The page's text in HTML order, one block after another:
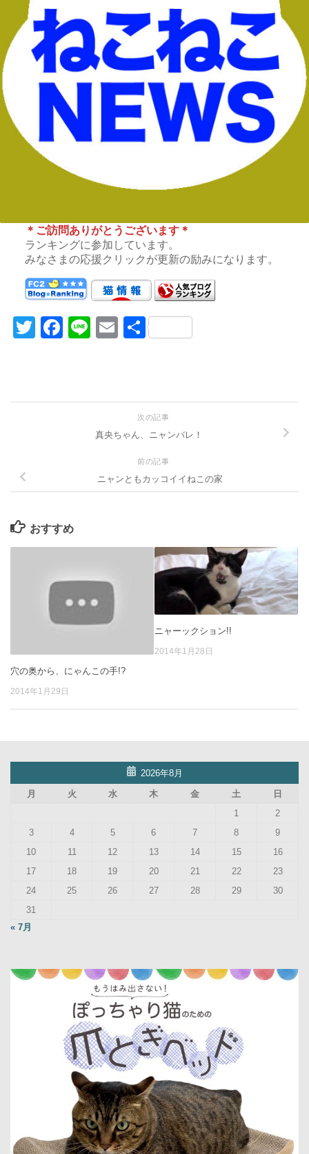
＊ご訪問ありがとうございます＊
ランキングに参加しています。
みなさまの応援クリックが更新の励みになります。
TwitterFacebook
LineEmail
共
次の記事
真央ちゃん、ニャンバレ！
前の記事
ニャンともカッコイイねこの家
おすすめ
穴の奥から、にゃんこの手!?
2014年1月29日
ニャーックション!!
2014年1月28日
2026年8月
月
火 水 木 金 土
日
1
2
3
4 5 6 7 8
9
10
11 12 13 14 15
16
17
18 19 20 21 22
23
24
25 26 27 28 29
30
31
« 7月